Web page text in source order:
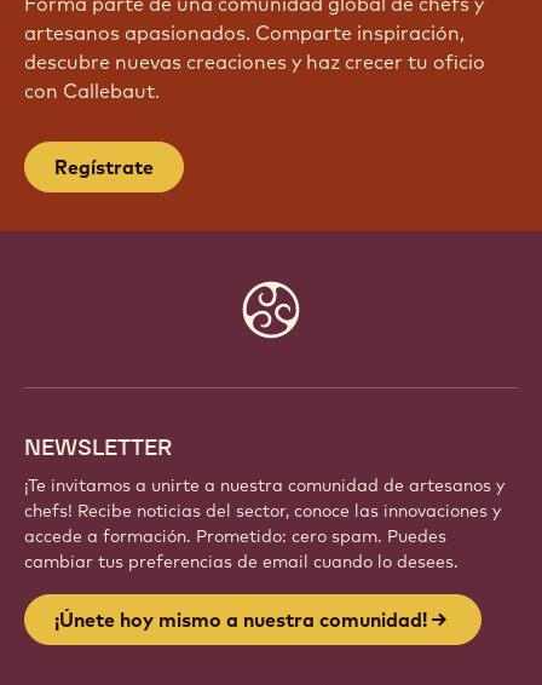
¡ÚNETE HOY MISMO A NUESTRA
Forma parte de una comunidad global de chefs y
artesanos apasionados. Comparte inspiración,
Regístrate
Website
info